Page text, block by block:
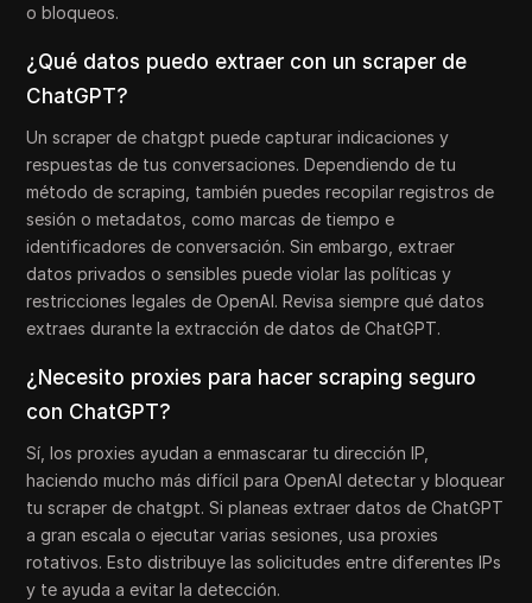
o bloqueos.
¿Qué datos puedo extraer con un scraper de
ChatGPT?
Un scraper de chatgpt puede capturar indicaciones y
respuestas de tus conversaciones. Dependiendo de tu
método de scraping, también puedes recopilar registros de
sesión o metadatos, como marcas de tiempo e
identificadores de conversación. Sin embargo, extraer
datos privados o sensibles puede violar las políticas y
restricciones legales de OpenAI. Revisa siempre qué datos
extraes durante la extracción de datos de ChatGPT.
¿Necesito proxies para hacer scraping seguro
con ChatGPT?
Sí, los proxies ayudan a enmascarar tu dirección IP,
haciendo mucho más difícil para OpenAI detectar y bloquear
tu scraper de chatgpt. Si planeas extraer datos de ChatGPT
a gran escala o ejecutar varias sesiones, usa proxies
rotativos. Esto distribuye las solicitudes entre diferentes IPs
y te ayuda a evitar la detección.